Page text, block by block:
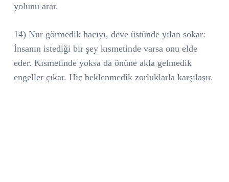
yolunu arar.
14) Nur görmedik hacıyı, deve üstünde yılan sokar:
İnsanın istediği bir şey kısmetinde varsa onu elde
eder. Kısmetinde yoksa da önüne akla gelmedik
engeller çıkar. Hiç beklenmedik zorluklarla karşılaşır.